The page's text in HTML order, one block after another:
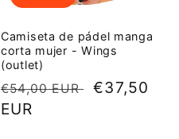
Camiseta de pádel manga
corta mujer - Wings
(outlet)
Precio
habitual
€54,00 EUR
Precio
€37,50
EUR